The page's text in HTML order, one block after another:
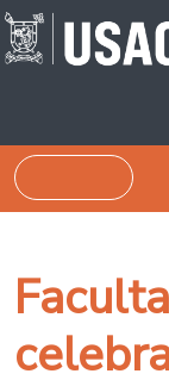
Passar para o
Pesquisar